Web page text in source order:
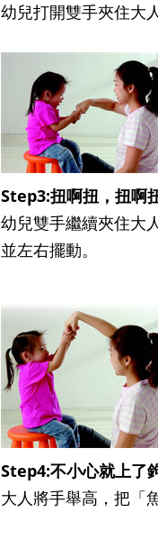
幼兒打開雙手夾住大
Step3:扭啊扭，扭啊
幼兒雙手繼續夾住大
並左右擺動。
Step4:不小心就上了
大人將手舉高，把「